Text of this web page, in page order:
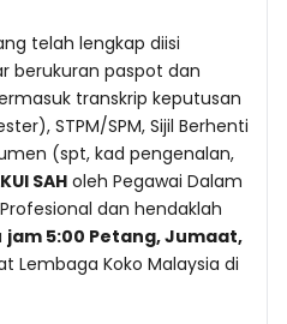
telah lengkap diisi
berukuran paspot dan
transkrip keputusan
STPM/SPM, Sijil Berhenti
(spt, kad pengenalan,
SAH oleh Pegawai Dalam
dan hendaklah
jam 5:00 Petang, Jumaat,
Lembaga Koko Malaysia di